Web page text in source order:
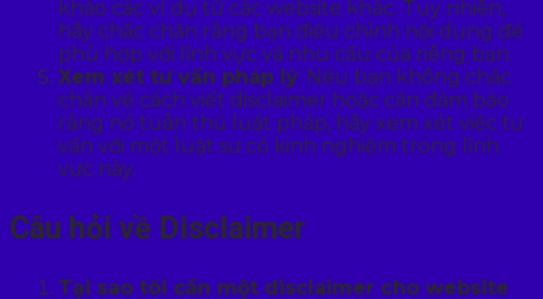
khảo các ví dụ từ các website khác. Tuy nhiên,
hãy chắc chắn rằng bạn điều chỉnh nội dung để
phù hợp với lĩnh vực và nhu cầu của riêng bạn.
Xem xét tư vấn pháp lý: Nếu bạn không chắc
chắn về cách viết disclaimer hoặc cần đảm bảo
rằng nó tuân thủ luật pháp, hãy xem xét việc tư
vấn với một luật sư có kinh nghiệm trong lĩnh
vực này.
Câu hỏi về Disclaimer
Tại sao tôi cần một disclaimer cho website